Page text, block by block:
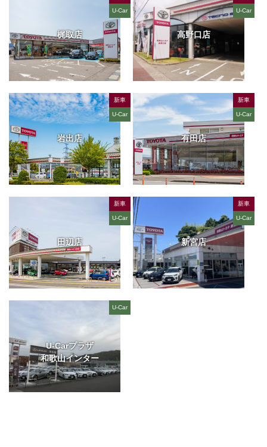
梶取店
U-Car
高野口店
U-Car
岩出店
新車
U-Car
有田店
新車
U-Car
田辺店
新車
U-Car
新宮店
新車
U-Car
U-Carプラザ
和歌山インター
U-Car